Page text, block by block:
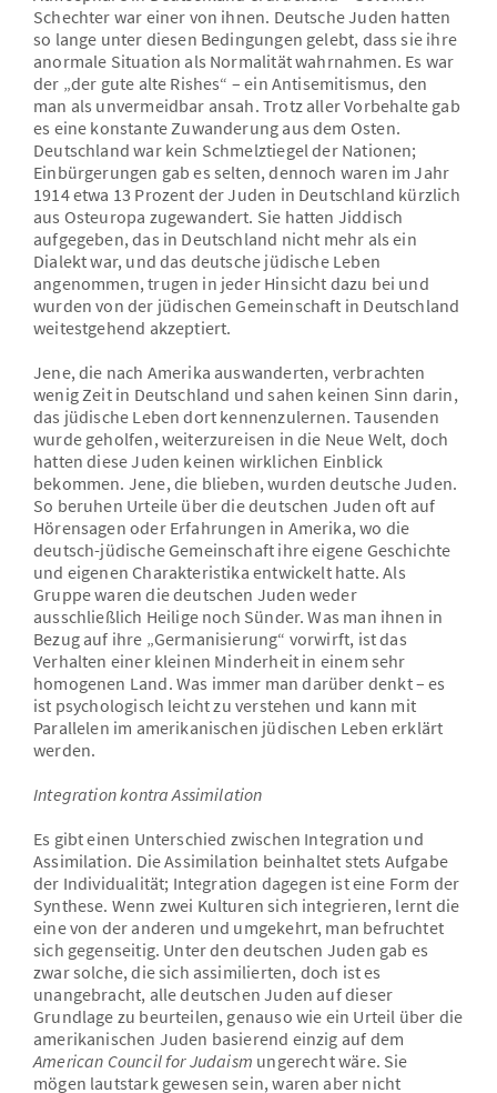
Schechter war einer von ihnen. Deutsche Juden hatten
so lange unter diesen Bedingungen gelebt, dass sie ihre
anormale Situation als Normalität wahrnahmen. Es war
der „der gute alte Rishes“ – ein Antisemitismus, den
man als unvermeidbar ansah. Trotz aller Vorbehalte gab
es eine konstante Zuwanderung aus dem Osten.
Deutschland war kein Schmelztiegel der Nationen;
Einbürgerungen gab es selten, dennoch waren im Jahr
1914 etwa 13 Prozent der Juden in Deutschland kürzlich
aus Osteuropa zugewandert. Sie hatten Jiddisch
aufgegeben, das in Deutschland nicht mehr als ein
Dialekt war, und das deutsche jüdische Leben
angenommen, trugen in jeder Hinsicht dazu bei und
wurden von der jüdischen Gemeinschaft in Deutschland
weitestgehend akzeptiert.
Jene, die nach Amerika auswanderten, verbrachten
wenig Zeit in Deutschland und sahen keinen Sinn darin,
das jüdische Leben dort kennenzulernen. Tausenden
wurde geholfen, weiterzureisen in die Neue Welt, doch
hatten diese Juden keinen wirklichen Einblick
bekommen. Jene, die blieben, wurden deutsche Juden.
So beruhen Urteile über die deutschen Juden oft auf
Hörensagen oder Erfahrungen in Amerika, wo die
deutsch-jüdische Gemeinschaft ihre eigene Geschichte
und eigenen Charakteristika entwickelt hatte. Als
Gruppe waren die deutschen Juden weder
ausschließlich Heilige noch Sünder. Was man ihnen in
Bezug auf ihre „Germanisierung“ vorwirft, ist das
Verhalten einer kleinen Minderheit in einem sehr
homogenen Land. Was immer man darüber denkt – es
ist psychologisch leicht zu verstehen und kann mit
Parallelen im amerikanischen jüdischen Leben erklärt
werden.
Integration kontra Assimilation
Es gibt einen Unterschied zwischen Integration und
Assimilation. Die Assimilation beinhaltet stets Aufgabe
der Individualität; Integration dagegen ist eine Form der
Synthese. Wenn zwei Kulturen sich integrieren, lernt die
eine von der anderen und umgekehrt, man befruchtet
sich gegenseitig. Unter den deutschen Juden gab es
zwar solche, die sich assimilierten, doch ist es
unangebracht, alle deutschen Juden auf dieser
Grundlage zu beurteilen, genauso wie ein Urteil über die
amerikanischen Juden basierend einzig auf dem
American Council for Judaism ungerecht wäre. Sie
mögen lautstark gewesen sein, waren aber nicht